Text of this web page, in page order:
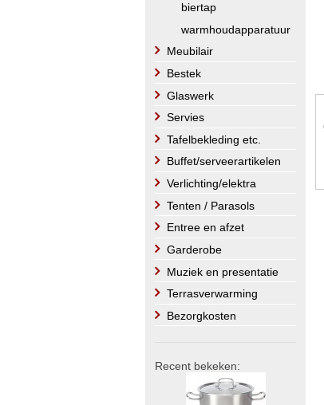
biertap
warmhoudapparatuur
Meubilair
Bestek
Glaswerk
Servies
Tafelbekleding etc.
Buffet/serveerartikelen
Verlichting/elektra
Tenten / Parasols
Entree en afzet
Garderobe
Muziek en presentatie
Terrasverwarming
Bezorgkosten
Recent bekeken: